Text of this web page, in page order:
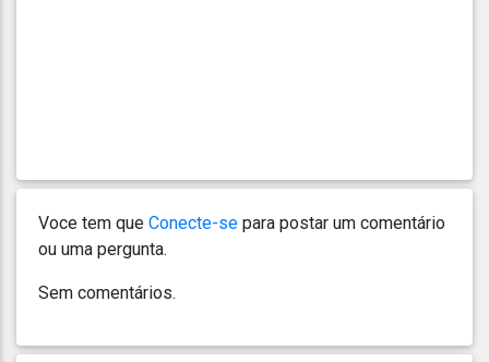
Voce tem que Conecte-se para postar um comentário
ou uma pergunta.
Sem comentários.